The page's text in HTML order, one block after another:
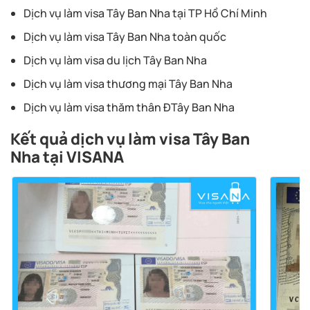
Dịch vụ làm visa Tây Ban Nha tại TP Hồ Chí Minh
Dịch vụ làm visa Tây Ban Nha toàn quốc
Dịch vụ làm visa du lịch Tây Ban Nha
Dịch vụ làm visa thương mại Tây Ban Nha
Dịch vụ làm visa thăm thân ĐTây Ban Nha
Kết quả dịch vụ làm visa Tây Ban
Nha tạiVISANA